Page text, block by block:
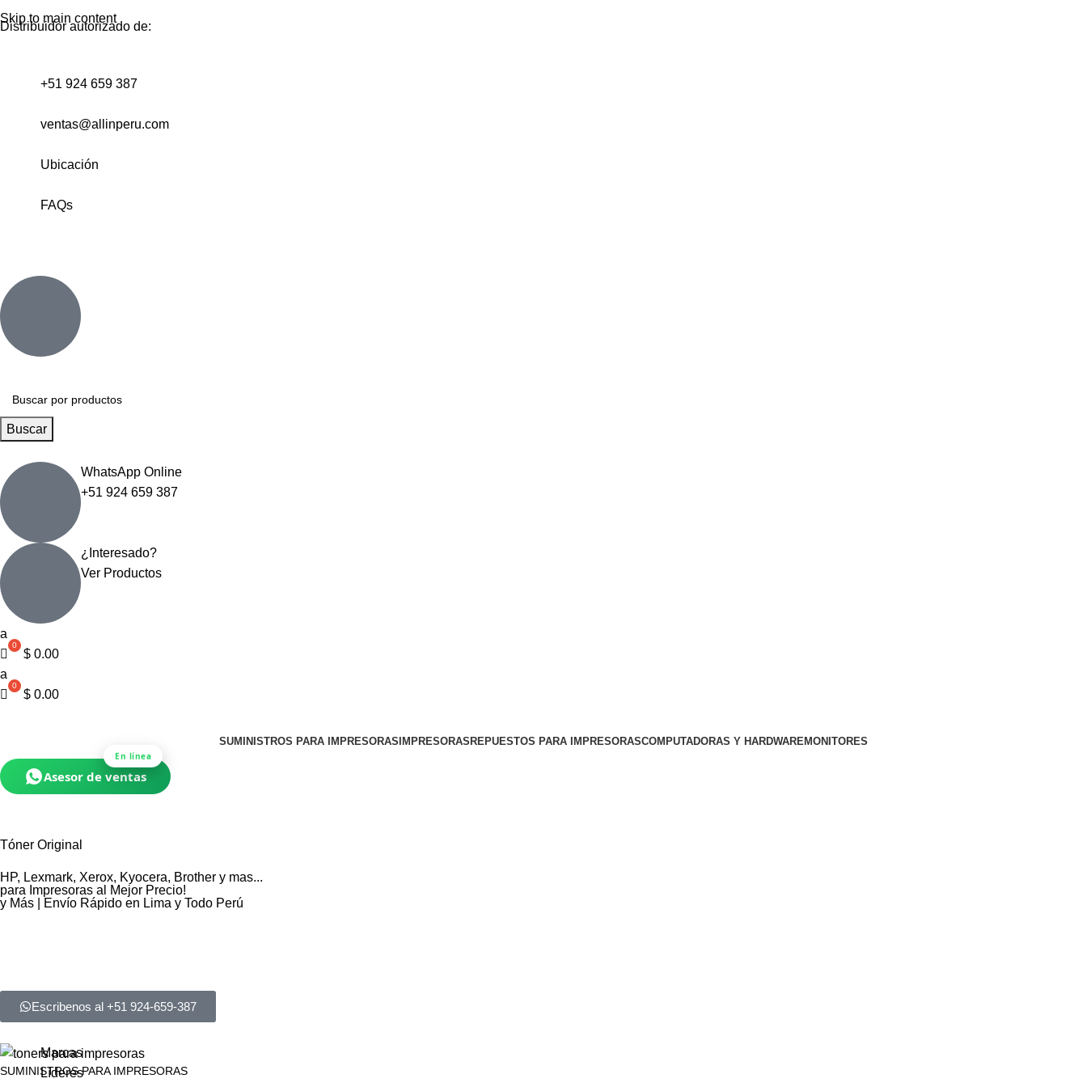
Skip to main content
Distribuidor autorizado de:
+51 924 659 387
ventas@allinperu.com
Ubicación
FAQs
Buscar
WhatsApp Online
+51 924 659 387
¿Interesado?
Ver Productos
a
$ 0.00
a
$ 0.00
SUMINISTROS PARA IMPRESORAS IMPRESORAS REPUESTOS PARA IMPRESORASCOMPUTADORAS Y HARDWAREMONITORES
En línea
Asesor de ventas
Tóner Original
HP, Lexmark, Xerox, Kyocera, Brother y mas...
para Impresoras al Mejor Precio!
y Más | Envío Rápido en Lima y Todo Perú
Escribenos al +51 924-659-387
Marcas
Líderes
SUMINISTROS PARA IMPRESORAS